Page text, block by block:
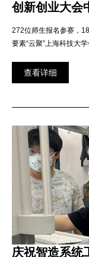
创新创业大会
272位师生报名参赛，
要素“云聚”上海科技大
查看详细
庆祝智造系统